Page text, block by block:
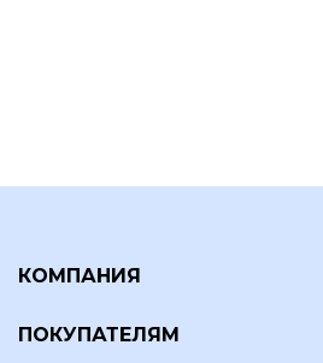
КОМПАНИЯ
ПОКУПАТЕЛЯМ